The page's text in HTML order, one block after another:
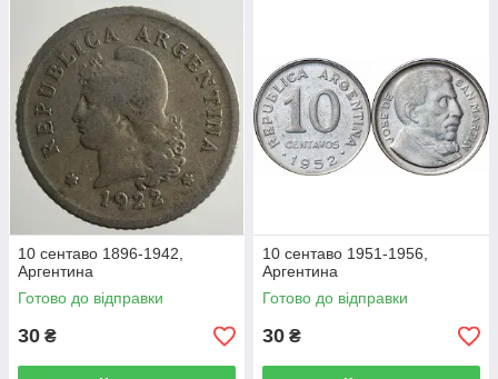
10 сентаво 1896-1942,
Аргентина
Готово до відправки
30 ₴
10 сентаво 1951-1956,
Аргентина
Готово до відправки
30 ₴